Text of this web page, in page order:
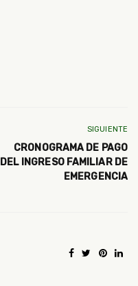
SIGUIENTE
CRONOGRAMA DE PAGO
DEL INGRESO FAMILIAR DE
EMERGENCIA